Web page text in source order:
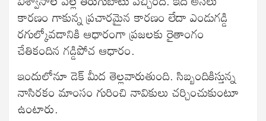
కారణం గాకున్న ప్రచారమైన కారణం లేదా ఎండుగడ్డి
రగుల్కోవడానికి ఆధారంగా ప్రజలకు రైతాంగం
చేతికందిన గడ్డిపోచ ఆధారం.
ఇందులోనూ డెక్‍ మీద తెల్లవారుతుంది. సిబ్బందికిస్తున్న
నాసిరకం మాంసం గురించి నావికులు చర్చించుకుంటూ
ఉంటారు.